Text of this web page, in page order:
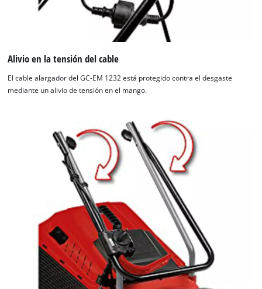
Alivio en la tensión del cable
El cable alargador del GC-EM 1232 está protegido contra el desgaste
mediante un alivio de tensión en el mango.